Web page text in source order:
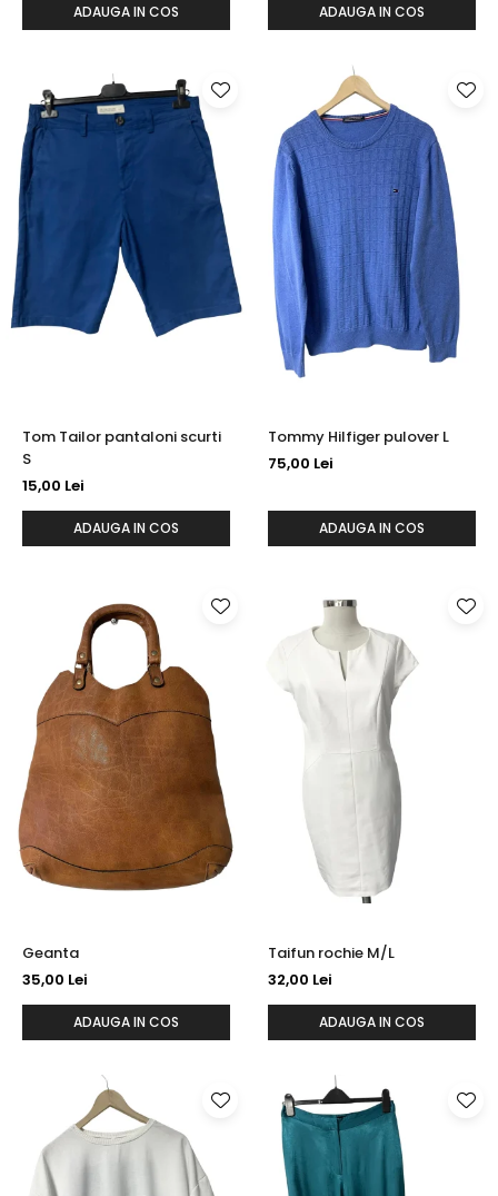
ADAUGA IN COS ADAUGA IN COS
Tom Tailor pantaloni scurti
S
15,00 Lei
ADAUGA IN COS
Tommy Hilfiger pulover L
75,00 Lei
ADAUGA IN COS
Geanta
35,00 Lei
ADAUGA IN COS
Taifun rochie M/L
32,00 Lei
ADAUGA IN COS